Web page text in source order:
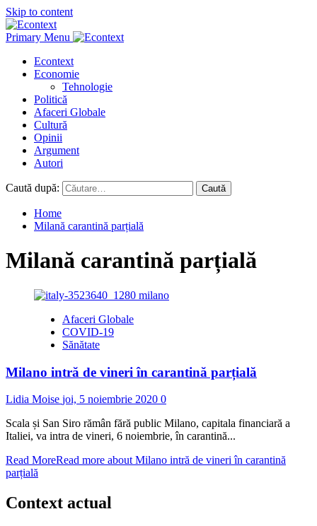
Skip to content
Primary Menu
Econtext
Economie
Tehnologie
Politică
Afaceri Globale
Cultură
Opinii
Argument
Autori
Caută după:
Home
Milană carantină parțială
Milană carantină parțială
Afaceri Globale
COVID-19
Sănătate
Milano intră de vineri în carantină parțială
Lidia Moise joi, 5 noiembrie 2020 0
Scala și San Siro rămân fără public Milano, capitala financiară a
Italiei, va intra de vineri, 6 noiembrie, în carantină...
Read MoreRead more about Milano intră de vineri în carantină
parțială
Context actual